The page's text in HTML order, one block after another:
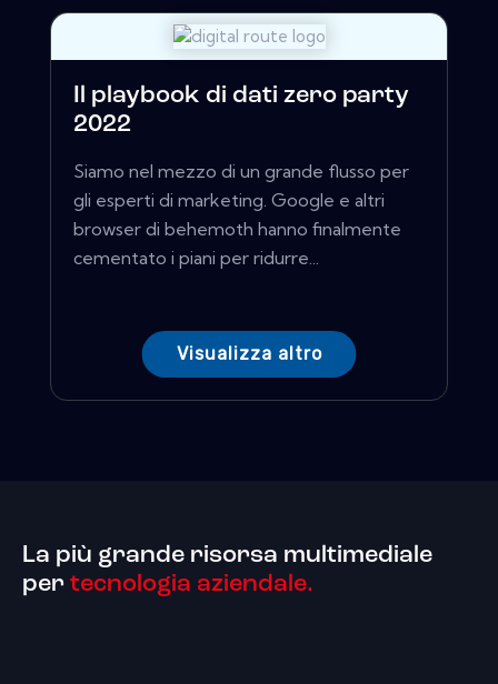
Il playbook di dati zero party
2022
Siamo nel mezzo di un grande flusso per
gli esperti di marketing. Google e altri
browser di behemoth hanno finalmente
cementato i piani per ridurre...
Visualizza altro
La più grande risorsa multimediale
per tecnologia aziendale.